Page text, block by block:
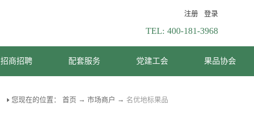
登录
注册
TEL: 400-181-3968
招商招聘 配套服务 党建工会 果品协会
您现在的位置： 首页 → 市场商户 → 名优地标果品